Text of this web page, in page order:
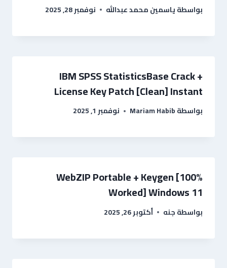
بواسطةياسمين محمد عبدالله نوفمبر 28, 2025
IBM SPSS StatisticsBase Crack +
License Key Patch [Clean] Instant
بواسطةMariam Habib نوفمبر 1, 2025
WebZIP Portable + Keygen [100%
Worked] Windows 11
بواسطةجنه أكتوبر 26, 2025